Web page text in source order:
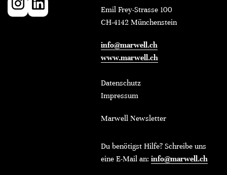
Emil Frey-Strasse 100
CH-4142 Münchenstein
info@marwell.ch
www.marwell.ch
Datenschutz
Impressum
Marwell Newsletter
Du benötigst Hilfe? Schreibe uns
eine E-Mail an: info@marwell.ch